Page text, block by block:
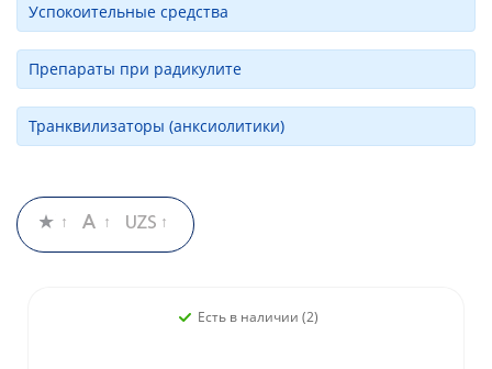
Успокоительные средства
Препараты при радикулите
Транквилизаторы (анксиолитики)
Есть в наличии (2)